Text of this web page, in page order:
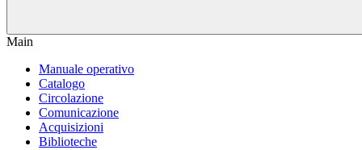
Main
Manuale operativo
Catalogo
Circolazione
Comunicazione
Acquisizioni
Biblioteche